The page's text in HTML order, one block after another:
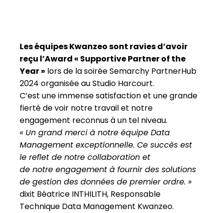
Les équipes Kwanzeo sont ravies d’avoir
reçu l’Award « Supportive Partner of the
Year » lors de la soirée Semarchy PartnerHub
2024 organisée au Studio Harcourt.
C’est une immense satisfaction et une grande
fierté de voir notre travail et notre
engagement reconnus à un tel niveau.
« Un grand merci à notre équipe Data
Management exceptionnelle. Ce succès est
le reflet de notre collaboration et
de notre engagement à fournir des solutions
de gestion des données de premier ordre. »
dixit Béatrice INTHILITH, Responsable
Technique Data Management Kwanzeo.